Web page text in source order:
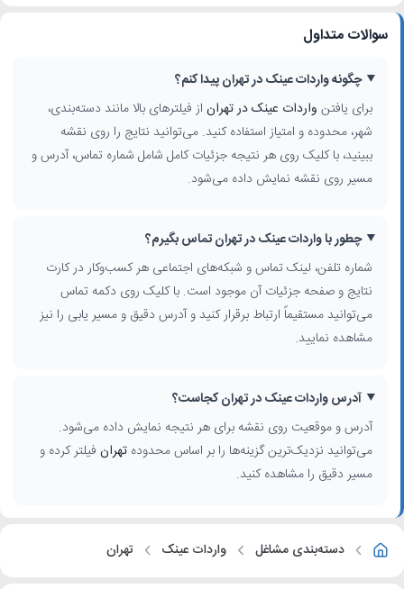
سوالات متداول
چگونه واردات عینک در تهران پیدا کنم؟
برای یافتن واردات عینک در تهران از فیلترهای بالا مانند دسته‌بندی،
شهر، محدوده و امتیاز استفاده کنید. می‌توانید نتایج را روی نقشه
ببینید، با کلیک روی هر نتیجه جزئیات کامل شامل شماره تماس، آدرس و
مسیر روی نقشه نمایش داده می‌شود.
چطور با واردات عینک در تهران تماس بگیرم؟
شماره تلفن، لینک تماس و شبکه‌های اجتماعی هر کسب‌وکار در کارت
نتایج و صفحه جزئیات آن موجود است. با کلیک روی دکمه تماس
می‌توانید مستقیماً ارتباط برقرار کنید و آدرس دقیق و مسیر یابی را نیز
مشاهده نمایید.
آدرس واردات عینک در تهران کجاست؟
آدرس و موقعیت روی نقشه برای هر نتیجه نمایش داده می‌شود.
می‌توانید نزدیک‌ترین گزینه‌ها را بر اساس محدودهتهران فیلتر کرده و
مسیر دقیق را مشاهده کنید.
دسته‌بندی مشاغل واردات عینک تهران